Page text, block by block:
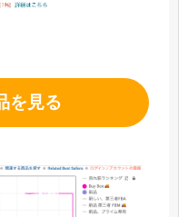
を見る